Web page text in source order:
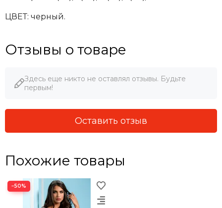
ЦВЕТ: черный.
Отзывы о товаре
Здесь еще никто не оставлял отзывы. Будьте
первым!
Оставить отзыв
Похожие товары
−50%